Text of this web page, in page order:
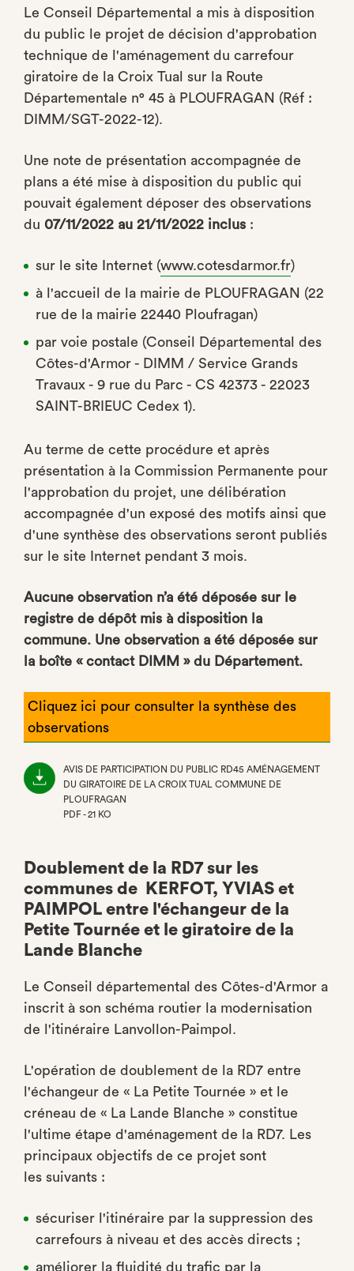
Le Conseil Départemental a mis à disposition
du public le projet de décision d'approbation
technique de l'aménagement du carrefour
giratoire de la Croix Tual sur la Route
Départementale n° 45 à PLOUFRAGAN (Réf :
DIMM/SGT-2022-12).
Une note de présentation accompagnée de
plans a été mise à disposition du public qui
pouvait également déposer des observations
du 07/11/2022 au 21/11/2022 inclus :
sur le site Internet (www.cotesdarmor.fr)
à l'accueil de la mairie de PLOUFRAGAN (22
rue de la mairie 22440 Ploufragan)
par voie postale (Conseil Départemental des
Côtes-d'Armor - DIMM / Service Grands
Travaux - 9 rue du Parc - CS 42373 - 22023
SAINT-BRIEUC Cedex 1).
Au terme de cette procédure et après
présentation à la Commission Permanente pour
l'approbation du projet, une délibération
accompagnée d'un exposé des motifs ainsi que
d'une synthèse des observations seront publiés
sur le site Internet pendant 3 mois.
Aucune observation n’a été déposée sur le
registre de dépôt mis à disposition la
commune. Une observation a été déposée sur
la boîte « contact DIMM » du Département.
Cliquez ici pour consulter la synthèse des
observations
AVIS DE PARTICIPATION DU PUBLIC RD45 AMÉNAGEMENT
DU GIRATOIRE DE LA CROIX TUAL COMMUNE DE
PLOUFRAGAN
PDF - 21 KO
Doublement de la RD7 sur les
communes de KERFOT, YVIAS et
PAIMPOL entre l'échangeur de la
Petite Tournée et le giratoire de la
Lande Blanche
Le Conseil départemental des Côtes-d'Armor a
inscrit à son schéma routier la modernisation
de l'itinéraire Lanvollon-Paimpol.
L'opération de doublement de la RD7 entre
l'échangeur de « La Petite Tournée » et le
créneau de « La Lande Blanche » constitue
l'ultime étape d'aménagement de la RD7. Les
principaux objectifs de ce projet sont
les suivants :
sécuriser l'itinéraire par la suppression des
carrefours à niveau et des accès directs ;
améliorer la fluidité du trafic par la